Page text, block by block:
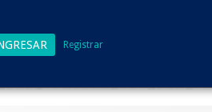
Registrar